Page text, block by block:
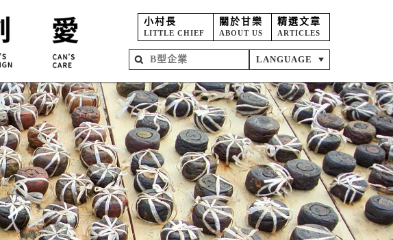
小村長
LITTLE CHIEF
關於甘樂
ABOUT US
精選文章
ARTICLES
LANGUAGE
生
務
小草書屋
職能學苑
烘焙坊